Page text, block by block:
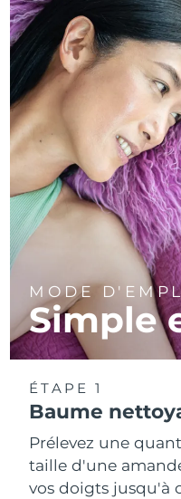
MODE
Simple
ÉTAPE 1
Baume
Prélevez une
taille d'une
vos doigts jusqu'à